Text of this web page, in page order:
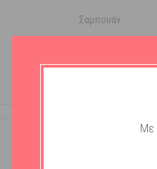
Σαμπουάν
Με